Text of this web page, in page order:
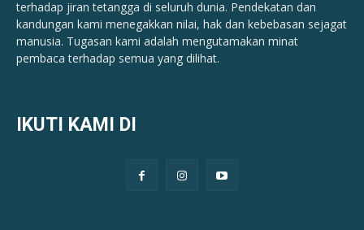
terhadap jiran tetangga di seluruh dunia. Pendekatan dan
kandungan kami menegakkan nilai, hak dan kebebasan sejagat
manusia. Tugasan kami adalah mengutamakan minat
pembaca terhadap semua yang dilihat.
IKUTI KAMI DI